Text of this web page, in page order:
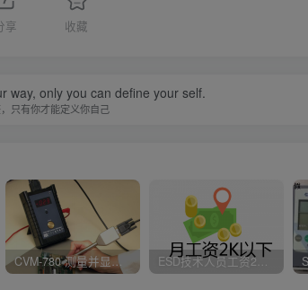
享 收藏
way, only you can define your self.
只有你才能定义你自己
CVM-780 测量并显示实时静电压数据、操作说明 ESD技术人员工资2K以下，你相信吗？